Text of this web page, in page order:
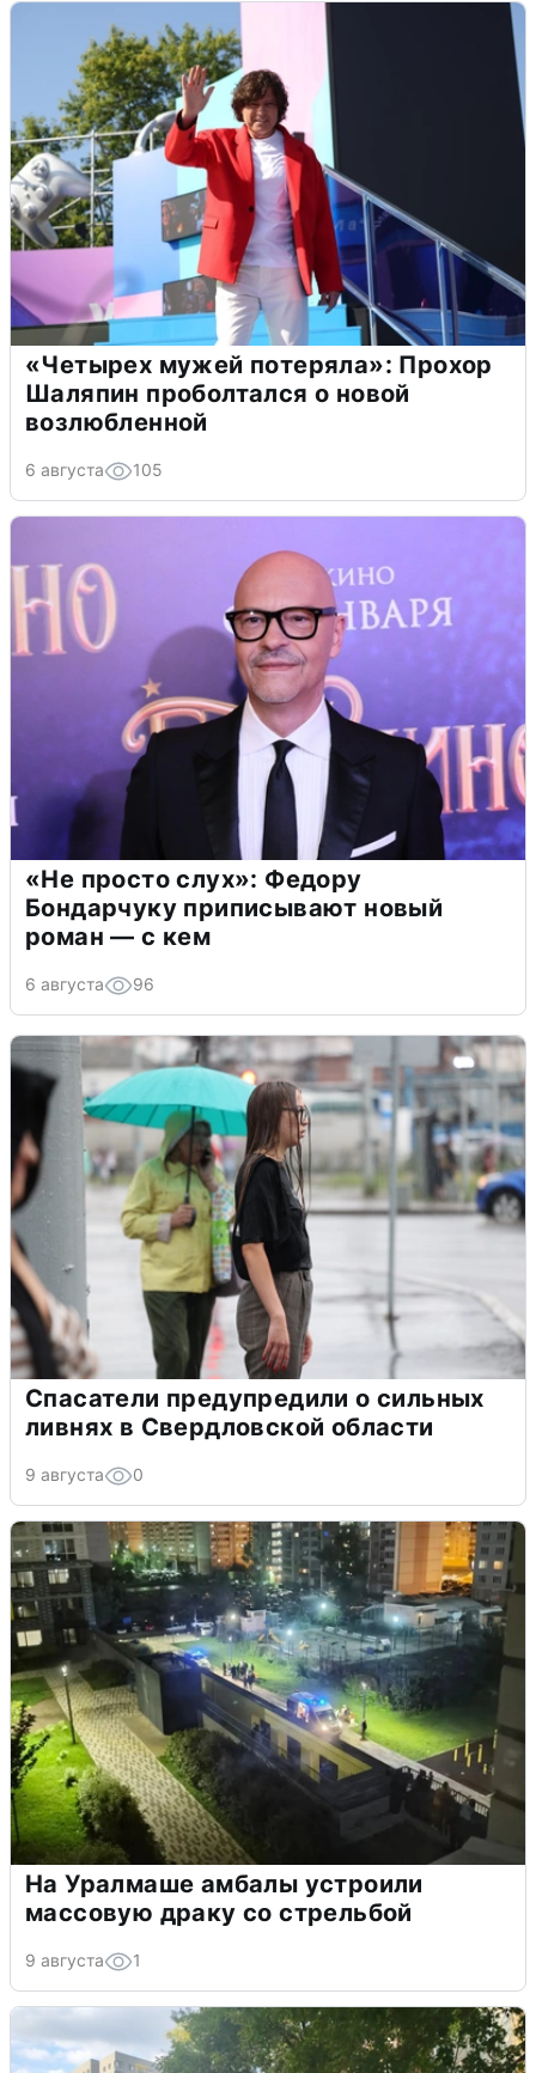
«Четырех мужей потеряла»: Прохор
Шаляпин проболтался о новой
возлюбленной
6 августа 105
«Не просто слух»: Федору
Бондарчуку приписывают новый
роман — с кем
6 августа 96
Спасатели предупредили о сильных
ливнях в Свердловской области
9 августа 0
На Уралмаше амбалы устроили
массовую драку со стрельбой
9 августа 1